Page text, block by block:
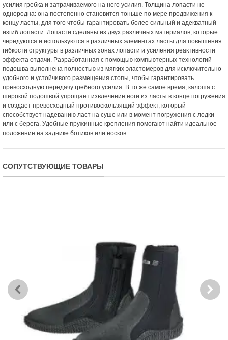
усилия гребка и затрачиваемого на него усилия. Толщина лопасти не
однородна: она постепенно становится тоньше по мере продвижения к
концу ласты, для того чтобы гарантировать более сильный и адекватный
изгиб лопасти. Лопасти сделаны из двух различных материалов, которые
чередуются и используются в различных элементах ласты для повышения
гибкости структуры в различных зонах лопасти и усиления реактивности
эффекта отдачи. Разработанная с помощью компьютерных технологий
подошва выполнена полностью из мягких эластомеров для исключительно
удобного и устойчивого размещения стопы, чтобы гарантировать
превосходную передачу гребного усилия. В то же самое время, калоша с
широкой подошвой упрощает извлечение ноги из ласты в конце погружения
и создает превосходный противоскользящий эффект, который
способствует надеванию ласт на суше или в момент погружения с лодки
или с берега. Удобные пружинные крепления помогают найти идеальное
положение на заднике ботиков или носков.
СОПУТСТВУЮЩИЕ ТОВАРЫ